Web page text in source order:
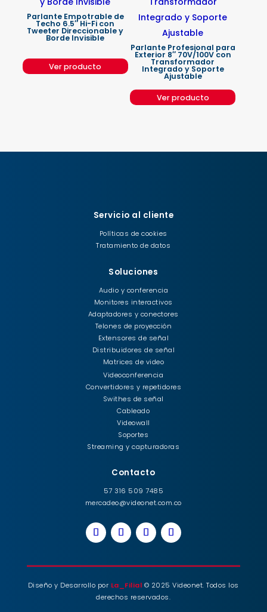
Parlante Empotrable de
Techo 6.5″ Hi-Fi con
Tweeter Direccionable y
Borde Invisible
Ver producto
Parlante Profesional para
Exterior 8″ 70V/100V con
Transformador
Integrado y Soporte
Ajustable
Ver producto
Servicio al cliente
Políticas de cookies
Tratamiento de datos
Soluciones
Audio y conferencia
Monitores interactivos
Adaptadores y conectores
Telones de proyección
Extensores de señal
Distribuidores de señal
Matrices de video
Videoconferencia
Convertidores y repetidores
Swithes de señal
Cableado
Videowall
Soportes
Streaming y capturadoras
Contacto
57 316 509 7485
mercadeo@videonet.com.co
Diseño y Desarrollo por La_Filial © 2025 Videonet. Todos los
derechos reservados.